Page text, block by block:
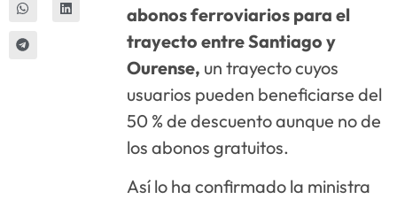
abonos ferroviarios para el
trayecto entre Santiago y
Ourense, un trayecto cuyos
usuarios pueden beneficiarse del
50 % de descuento aunque no de
los abonos gratuitos.
Así lo ha confirmado la ministra